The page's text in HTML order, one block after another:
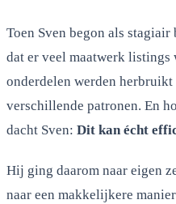
Toen Sven begon als
dat er veel maatwerk listings
onderdelen werden
verschillende patronen. En
dacht Sven: Dit kan écht
Hij ging daarom naar eigen
naar een makkelijkere